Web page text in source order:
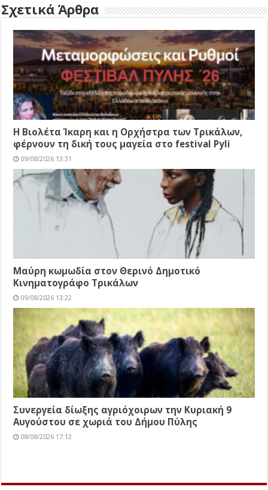
Σχετικά Άρθρα
Η Βιολέτα Ίκαρη και η Ορχήστρα των Τρικάλων,
φέρνουν τη δική τους μαγεία στο festival Pyli
09/08/2026 13:31
Μαύρη κωμωδία στον Θερινό Δημοτικό
Κινηματογράφο Τρικάλων
09/08/2026 13:22
Συνεργεία δίωξης αγριόχοιρων την Κυριακή 9
Αυγούστου σε χωριά του Δήμου Πύλης
08/08/2026 17:12